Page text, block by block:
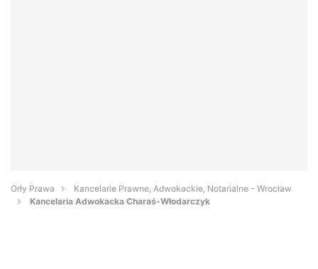
Orły Prawa
Kancelarie Prawne, Adwokackie, Notarialne - Wrocław
Kancelaria Adwokacka Charaś-Włodarczyk